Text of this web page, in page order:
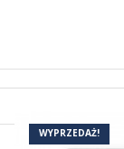
WYPRZEDAŻ!